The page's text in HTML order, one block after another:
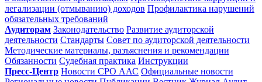
легализации (отмыванию) доходов Профилактика нарушений
обязательных требований
Аудиторам Законодательство Развитие аудиторской
деятельности Стандарты Совет по аудиторской деятельности
Методические материалы, разъяснения и рекомендации
Обязанности Судебная практика Инструкции
Пресс-Центр Новости СРО ААС Официальные новости